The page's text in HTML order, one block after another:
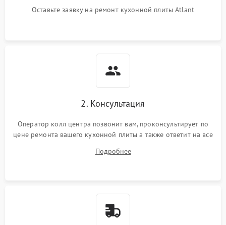
Оставьте заявку на ремонт кухонной плиты Atlant
2. Консультация
Оператор колл центра позвонит вам, проконсультирует по
цене ремонта вашего кухонной плиты а также ответит на все
Подробнее